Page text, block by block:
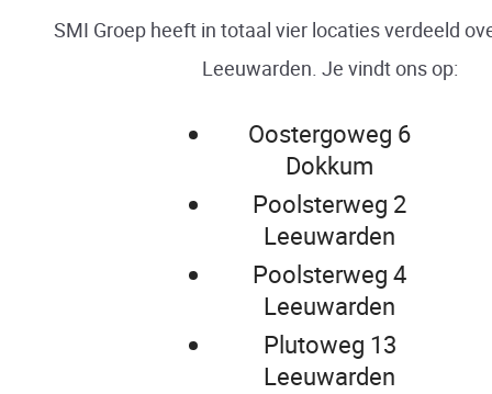
SMI Groep heeft in totaal vier locaties verdeeld
Leeuwarden. Je vindt ons op:
Oostergoweg 6
Dokkum
Poolsterweg 2
Leeuwarden
Poolsterweg 4
Leeuwarden
Plutoweg 13
Leeuwarden